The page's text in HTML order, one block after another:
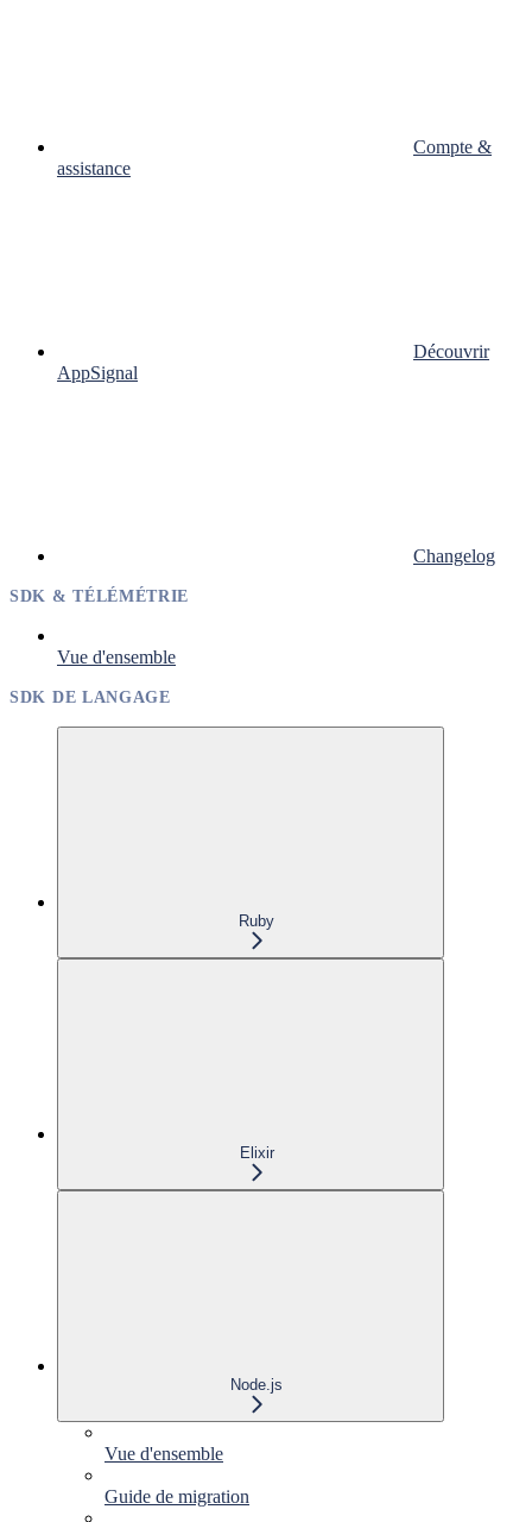
Compte &
assistance
Découvrir
AppSignal
Changelog
SDK & TÉLÉMÉTRIE
Vue d'ensemble
SDK DE LANGAGE
Ruby
Elixir
Node.js
Vue d'ensemble
Guide de migration